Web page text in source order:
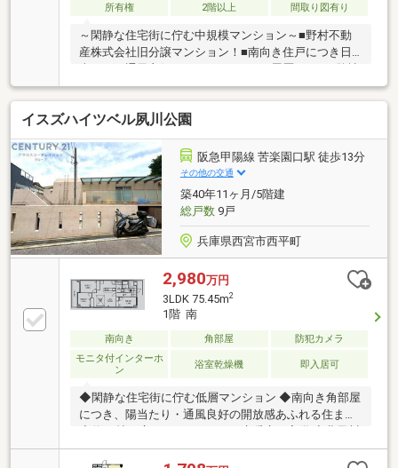
所有権
2階以上 間取り図有り
～閑静な住宅街に佇む中規模マンション～■野村不動
産株式会社旧分譲マンション！■南向き住戸につき日
の特徴について東証上場「ウィル不動産販売」阪神
間・北摂・名古屋・東京に店舗展開しております。当
社オリジナルの物件管理システム「ウィリングナビ」
で取引事例・売出物件など一挙に比較、ご説明いたし
ます。お買い換え・リフォーム・ローン相談等お住ま
いに関わることは何でもご相談ください。弊社独自の
お得な「平日会員制度」あります。現地待ち合わせや
物件最寄り駅までの送迎も可能です。まずはお気軽に
お電話を！
イスズハイツベル夙川公園
阪急甲陽線 苦楽園口駅 徒歩13分
その他の交通
築40年11ヶ月/5階建
総戸数9戸
兵庫県西宮市西平町
2,980万円
3LDK 75.45m2
1階 南
南向き 角部屋
防犯カメラ
モニタ付インターホ
ン
浴室乾燥機 即入居可
◆閑静な住宅街に佇む低層マンション ◆南向き角部屋
につき、陽当たり・通風良好の開放感あふれる住まい
小学校まで徒歩10分以内で、お子様の通学も安心